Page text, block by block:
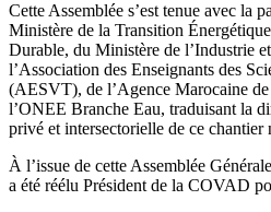
Cette Assemblée s’est tenue avec la
Ministère de la Transition
Durable, du Ministère de l’Industrie
l’Association des Enseignants des
(AESVT), de l’Agence Marocaine
l’ONEE Branche Eau, traduisant la
privé et intersectorielle de ce chantier
À l’issue de cette Assemblée
a été réélu Président de la COVAD